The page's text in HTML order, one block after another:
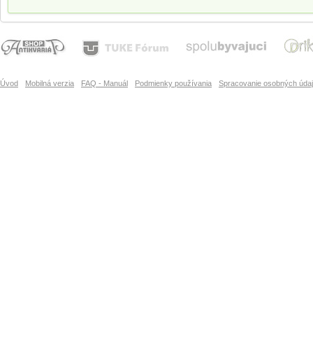
Úvod Mobilná verzia FAQ - Manuál Podmienky používania Spracovanie osobných